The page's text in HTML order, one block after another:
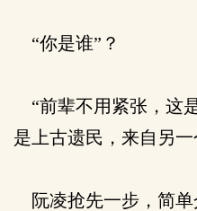
“你是谁”？
“前辈不用紧张，这
是上古遗民，来自另一
阮凌抢先一步，简单